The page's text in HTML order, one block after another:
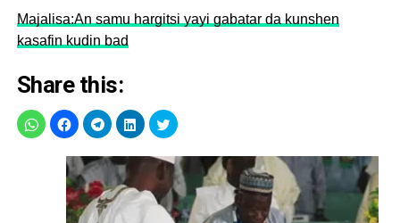
Majalisa:An samu hargitsi yayi gabatar da kunshen
kasafin kudin bad
Share this: